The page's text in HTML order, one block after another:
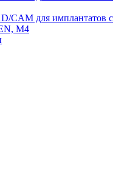
CAM для имплантатов с
М4